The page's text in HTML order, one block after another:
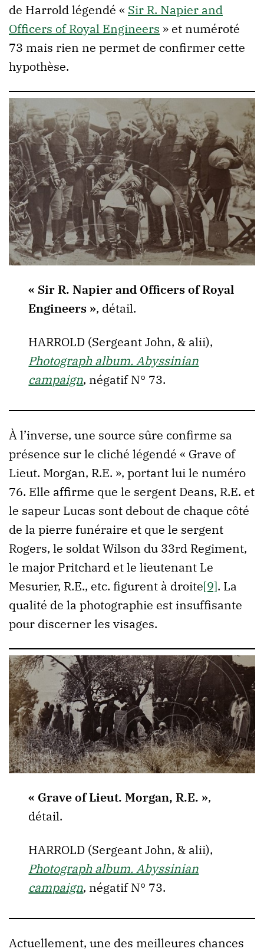
de Harrold légendé « Sir R. Napier and
Officers of Royal Engineers » et numéroté
73 mais rien ne permet de confirmer cette
hypothèse.
« Sir R. Napier and Officers of Royal
Engineers », détail.
HARROLD (Sergeant John, & alii),
Photograph album. Abyssinian
campaign, négatif N° 73.
À l’inverse, une source sûre confirme sa
présence sur le cliché légendé « Grave of
Lieut. Morgan, R.E. », portant lui le numéro
76. Elle affirme que le sergent Deans, R.E. et
le sapeur Lucas sont debout de chaque côté
de la pierre funéraire et que le sergent
Rogers, le soldat Wilson du 33rd Regiment,
le major Pritchard et le lieutenant Le
Mesurier, R.E., etc. figurent à droite[9]. La
qualité de la photographie est insuffisante
pour discerner les visages.
« Grave of Lieut. Morgan, R.E. »,
détail.
HARROLD (Sergeant John, & alii),
Photograph album. Abyssinian
campaign, négatif N° 73.
Actuellement, une des meilleures chances